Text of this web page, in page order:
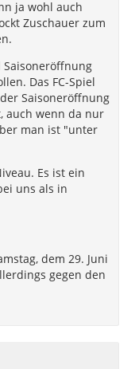
ja wohl auch
Zuschauer zum
Saisoneröffnung
Das FC-Spiel
Saisoneröffnung
auch wenn da nur
man ist "unter
Es ist ein
uns als in
dem 29. Juni
gegen den